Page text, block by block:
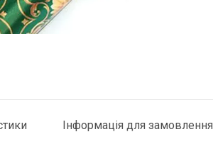
Інформація для замовлення